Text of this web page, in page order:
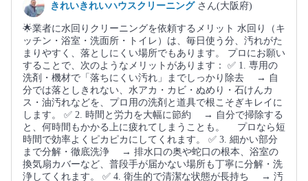
きれいきれいハウスクリーニング さん(大阪府)
🌟業者に水回りクリーニングを依頼するメリット 水回り（キ
ッチン・浴室・洗面所・トイレ）は、毎日使う分、汚れがた
まりやすく、落としにくい場所でもあります。 プロにお願い
することで、次のようなメリットがあります： ✅ 1. 専用の
洗剤・機材で「落ちにくい汚れ」までしっかり除去 → 自
分では落としきれない、水アカ・カビ・ぬめり・石けんカ
ス・油汚れなどを、プロ用の洗剤と道具で根こそぎキレイに
します。 ✅ 2. 時間と労力を大幅に節約 → 自分で掃除する
と、何時間もかかる上に疲れてしまうことも。 プロなら短
時間で効率よくピカピカにしてくれます。 ✅ 3. 細かい部分
まで分解・徹底洗浄 → 排水口の奥や蛇口の根本、浴室の
換気扇カバーなど、普段手が届かない場所も丁寧に分解・洗
浄してくれます。 ✅ 4. 衛生的で清潔な状態が長持ち → 汚